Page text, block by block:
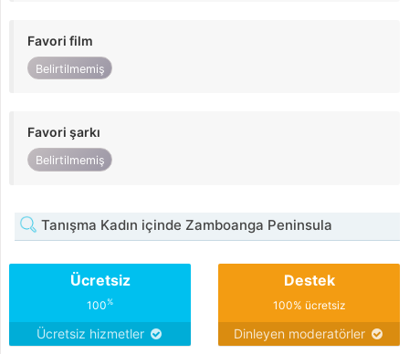
Favori film
Belirtilmemiş
Favori şarkı
Belirtilmemiş
Tanışma Kadın içinde Zamboanga Peninsula
Ücretsiz
100%
Ücretsiz hizmetler
Destek
100% ücretsiz
Dinleyen moderatörler